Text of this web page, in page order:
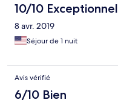
10/10 Exceptionnel
8 avr. 2019
Séjour de 1 nuit
Avis vérifié
6/10 Bien